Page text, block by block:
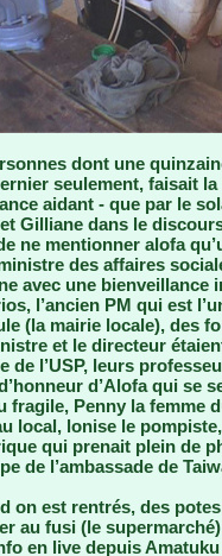
dont une
seulement, faisait
aidant - que par le
Gilliane dans le
ne mentionner alofa
des affaires
avec une bienveillance
l’ancien PM qui est
(la mairie locale), des
et le directeur
de l’USP, leurs
d’Alofa qui se
fragile, Penny la femme
local, lonise le
qui prenait plein de
de l’ambassade de
on est rentrés, des
au fusi (le
en live depuis